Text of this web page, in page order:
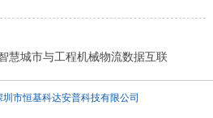
慧城市与工程机械物流数据互联
圳市恒基科达安普科技有限公司